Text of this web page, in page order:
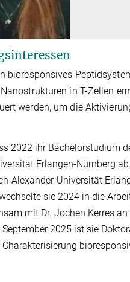
bioresponsives
in T-Zellen
werden, um die
2022 ihr Bachelorstudium
Erlangen-Nürnberg
Alexander-Universität
sie 2024 in die
mit Dr. Jochen Kerres
September 2025 ist sie
Charakterisierung